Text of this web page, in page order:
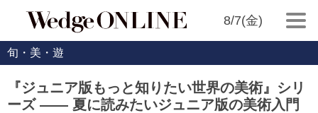
8/7(金)
旬・美・遊
『ジュニア版もっと知りたい世界の美術』シリ
ーズ ―― 夏に読みたいジュニア版の美術入門